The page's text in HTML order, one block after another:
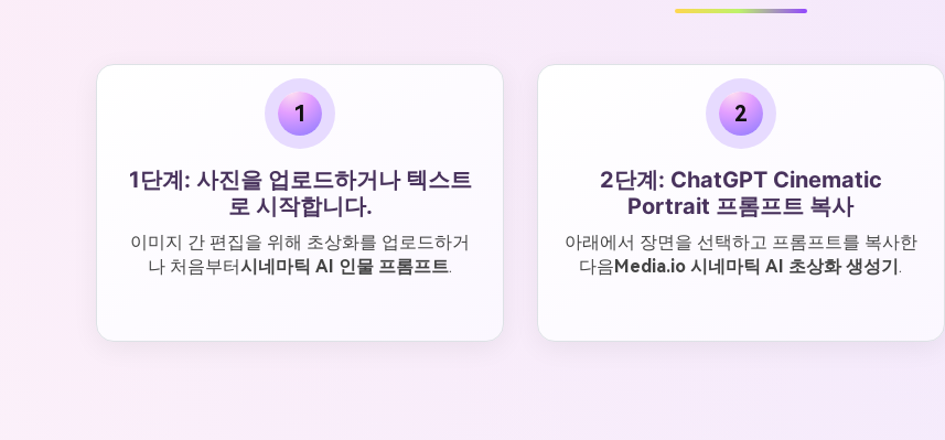
1
1단계: 사진을 업로드하거나 텍스트
로 시작합니다.
이미지 간 편집을 위해 초상화를 업로드하거
나 처음부터시네마틱 AI 인물 프롬프트.
2
2단계: ChatGPT Cinematic
Portrait 프롬프트 복사
아래에서 장면을 선택하고 프롬프트를 복사한
다음Media.io 시네마틱 AI 초상화 생성기.